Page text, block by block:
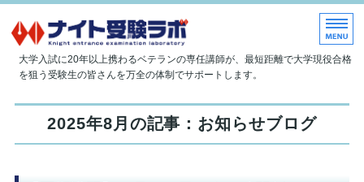
大学現役合格指導塾 ナイト
大学入試に20年以上携わるベテランの専任講師が、最短距離で大学現役合格
を狙う受験生の皆さんを万全の体制でサポートします。
ホーム
2025年8月の記事：お知らせブログ